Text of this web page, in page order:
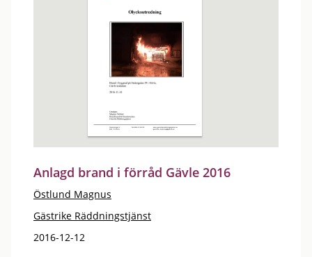
Anlagd brand i förråd Gävle 2016
Östlund Magnus
Gästrike Räddningstjänst
2016-12-12